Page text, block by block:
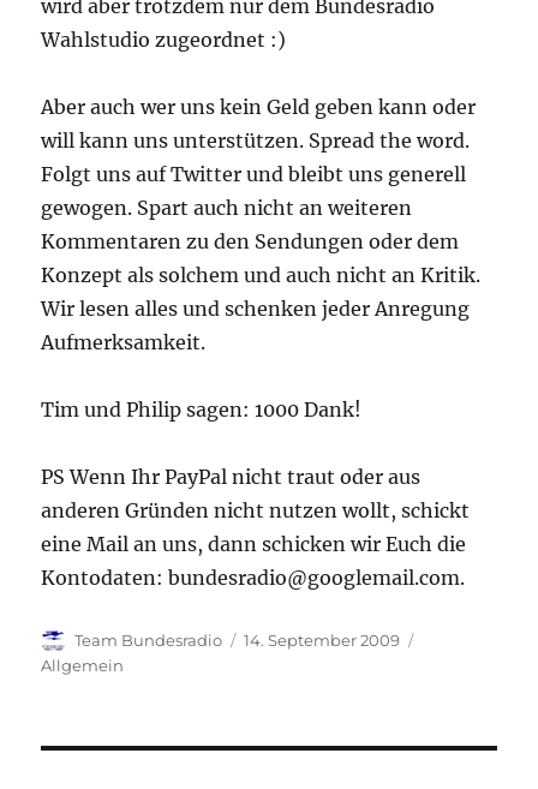
wird aber trotzdem nur dem Bundesradio
Wahlstudio zugeordnet :)
Aber auch wer uns kein Geld geben kann oder
will kann uns unterstützen. Spread the word.
Folgt uns auf Twitter und bleibt uns generell
gewogen. Spart auch nicht an weiteren
Kommentaren zu den Sendungen oder dem
Konzept als solchem und auch nicht an Kritik.
Wir lesen alles und schenken jeder Anregung
Aufmerksamkeit.
Tim und Philip sagen: 1000 Dank!
PS Wenn Ihr PayPal nicht traut oder aus
anderen Gründen nicht nutzen wollt, schickt
eine Mail an uns, dann schicken wir Euch die
Kontodaten: bundesradio@googlemail.com.
Autor
Team Bundesradio
Veröffentlicht
14. September 2009
Allgemein